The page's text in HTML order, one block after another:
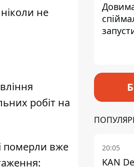
не
робіт на
померли вже
20:05
KAN